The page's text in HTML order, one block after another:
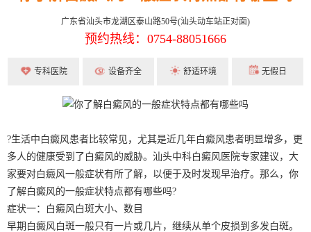
广东省汕头市龙湖区泰山路50号(汕头动车站正对面)
预约热线：0754-88051666
专科医院 设备齐全 舒适环境 无假日
?生活中白癜风患者比较常见，尤其是近几年白癜风患者明显增多，更
多人的健康受到了白癜风的威胁。汕头中科白癜风医院专家建议，大
家要对白癜风一般症状有所了解，以便于及时发现早治疗。那么，你
了解白癜风的一般症状特点都有哪些吗?
症状一：白癜风白斑大小、数目
早期白癜风白斑一般只有一片或几片，继续从单个皮损到多发白斑。